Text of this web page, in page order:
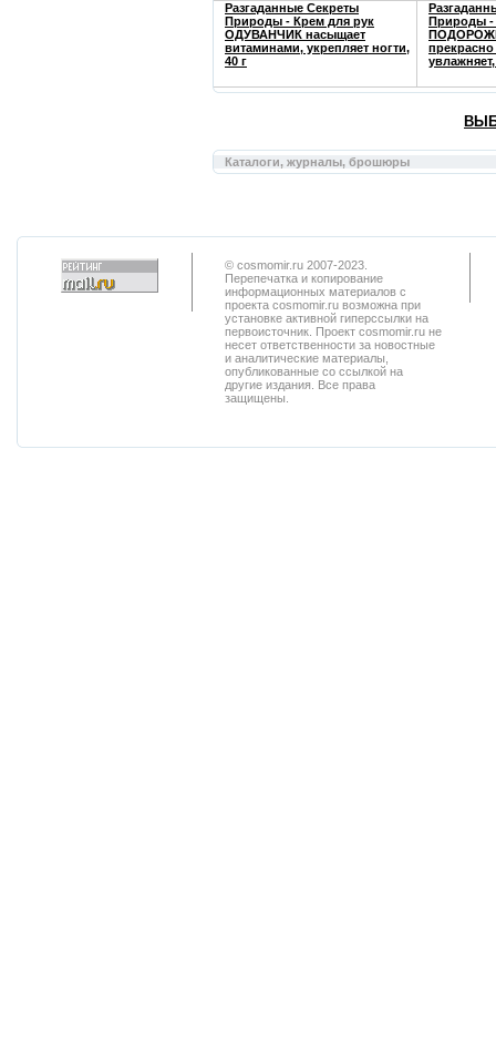
Разгаданные Секреты
Природы - Крем для рук
ОДУВАНЧИК насыщает
витаминами, укрепляет ногти,
40 г
Природы -
прекрасно
увлажняет,
Каталоги, журналы, брошюры
© cosmomir.ru 2007-2023.
Перепечатка и копирование
информационных материалов с
проекта cosmomir.ru возможна при
установке активной гиперссылки на
первоисточник. Проект cosmomir.ru не
несет ответственности за новостные
и аналитические материалы,
опубликованные со ссылкой на
другие издания. Все права
защищены.